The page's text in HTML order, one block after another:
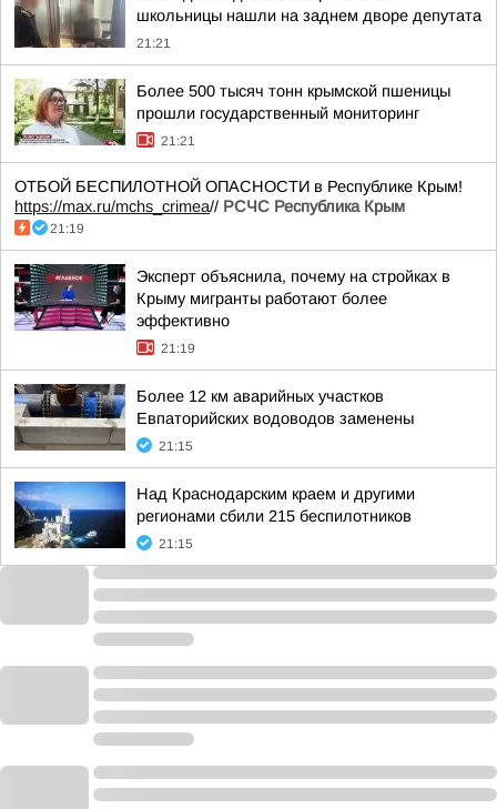
школьницы нашли на заднем дворе депутата
21:21
Более 500 тысяч тонн крымской пшеницы
прошли государственный мониторинг
21:21
ОТБОЙ БЕСПИЛОТНОЙ ОПАСНОСТИ в Республике Крым!
https://max.ru/mchs_crimea// РСЧС Республика Крым
21:19
Эксперт объяснила, почему на стройках в
Крыму мигранты работают более
эффективно
21:19
Более 12 км аварийных участков
Евпаторийских водоводов заменены
21:15
Над Краснодарским краем и другими
регионами сбили 215 беспилотников
21:15